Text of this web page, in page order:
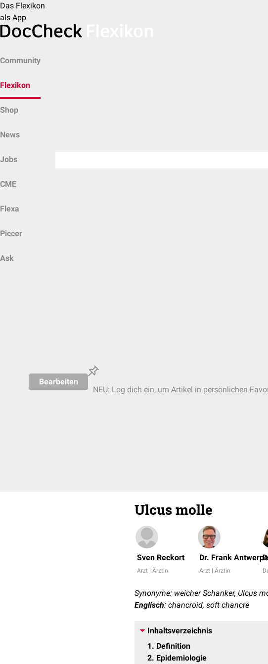
Das Flexikon
als App
Community
Flexikon
Shop
News
Jobs
CME
Flexa
Piccer
Ask
Bearbeiten
NEU: Log dich ein, um Artikel in persönlichen
Ulcus molle
Sven Reckort
Arzt | Ärztin
Dr. Frank
Arzt | Ärztin
Synonyme: weicher Schanker, Ulcus
Englisch: chancroid, soft chancre
Inhaltsverzeichnis
1
Definition
2 Epidemiologie